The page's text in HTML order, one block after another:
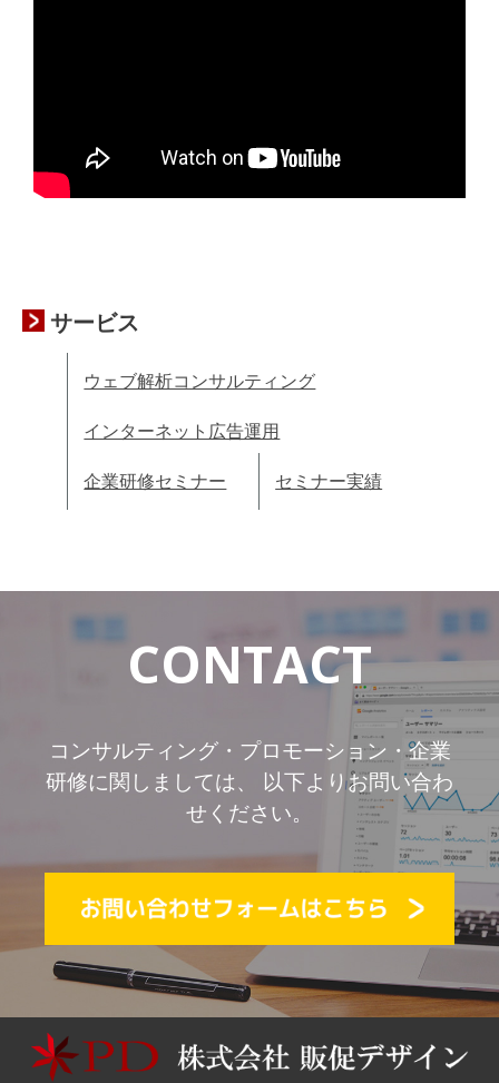
サービス
ウェブ解析コンサルティング
インターネット広告運用
企業研修セミナー セミナー実績
CONTACT
コンサルティング・プロモーション・企業
研修に関しましては、 以下よりお問い合わ
せください。